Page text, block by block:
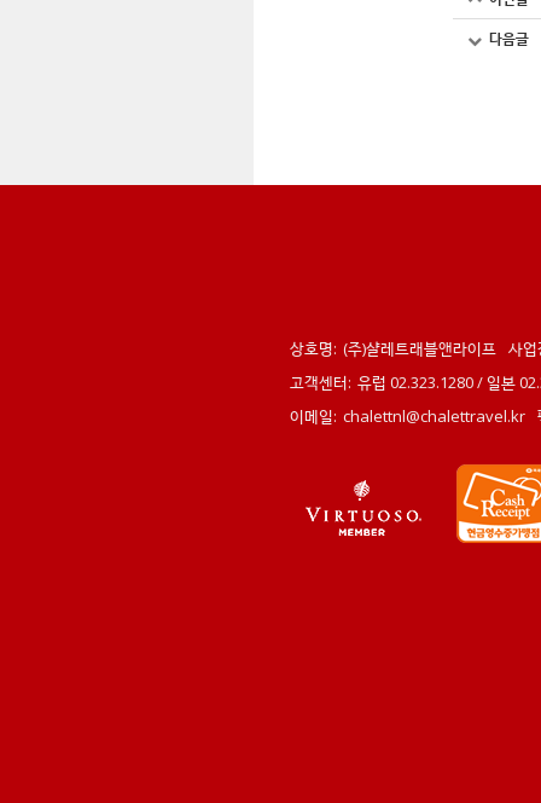
다음글
상호명: (주)샬레트래블앤라이프 사
고객센터: 유럽 02.323.1280 / 일본
이메일: chalettnl@chalettravel.kr